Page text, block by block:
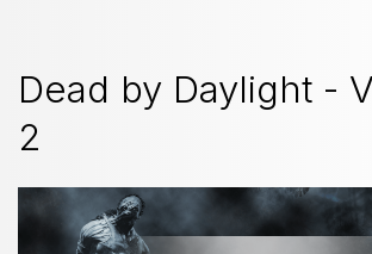
Dead by Daylight -
2